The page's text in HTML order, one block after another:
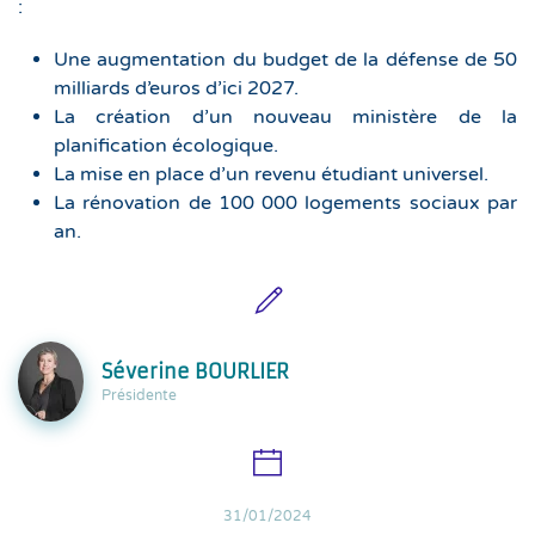
:
Une augmentation du budget de la défense de 50
milliards d’euros d’ici 2027.
La création d’un nouveau ministère de la
planification écologique.
La mise en place d’un revenu étudiant universel.
La rénovation de 100 000 logements sociaux par
an.
Séverine BOURLIER
Présidente
31/01/2024